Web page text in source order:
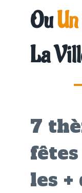
Ou
La
7
les +